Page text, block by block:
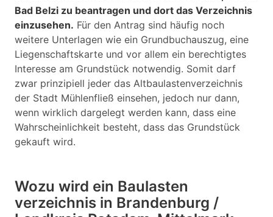
Bad Belzi zu beantragen und dort das Verzeichnis
einzusehen. Für den Antrag sind häufig noch
weitere Unterlagen wie ein Grundbuchauszug, eine
Liegenschaftskarte und vor allem ein berechtigtes
Interesse am Grundstück notwendig. Somit darf
zwar prinzipiell jeder das Altbaulastenverzeichnis
der Stadt Mühlenfließ einsehen, jedoch nur dann,
wenn wirklich dargelegt werden kann, dass eine
Wahrscheinlichkeit besteht, dass das Grundstück
gekauft wird.
Wozu wird ein Baulasten
verzeichnis in Brandenburg /